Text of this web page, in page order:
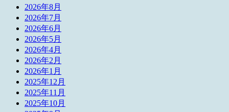
2026年8月
2026年7月
2026年6月
2026年5月
2026年4月
2026年2月
2026年1月
2025年12月
2025年11月
2025年10月